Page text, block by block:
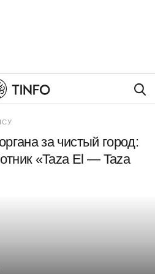
за чистый город:
«Taza El — Taza